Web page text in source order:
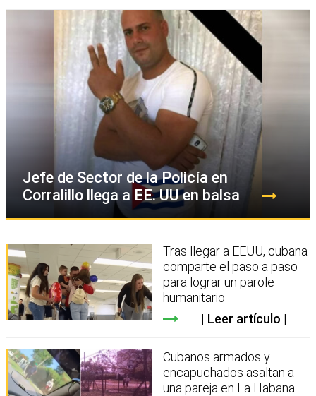
Jefe de Sector de la Policía en
Corralillo llega a EE. UU en balsa
Tras llegar a EEUU, cubana
comparte el paso a paso
para lograr un parole
humanitario
Leer artículo
Cubanos armados y
encapuchados asaltan a
una pareja en La Habana